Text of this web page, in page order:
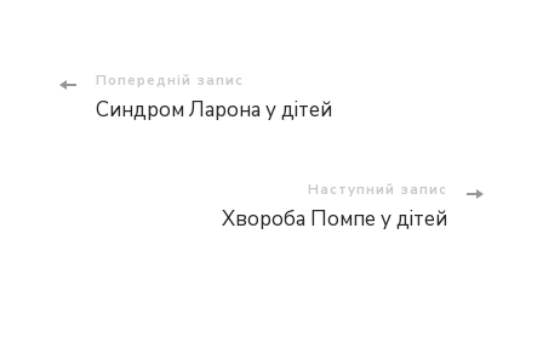
Навігація
Попередній запис
Синдром Ларона у дітей
Наступний запис
Хвороба Помпе у дітей